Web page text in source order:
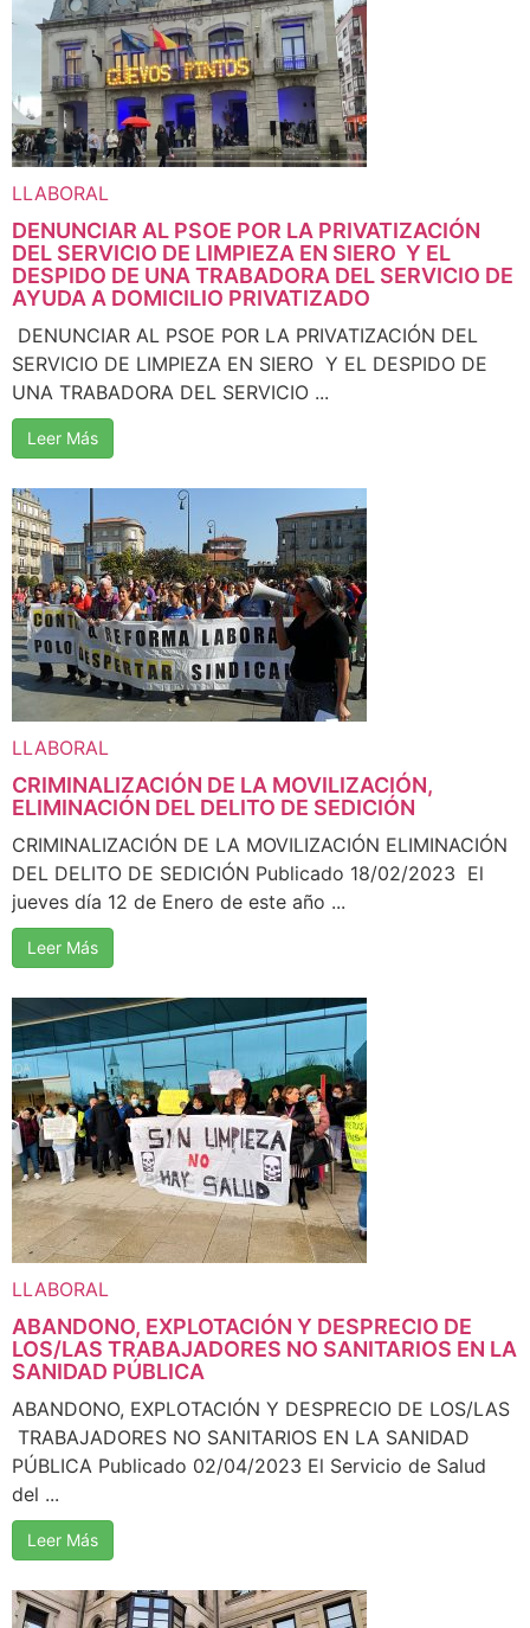
LLABORAL
DENUNCIAR AL PSOE POR LA PRIVATIZACIÓN
DEL SERVICIO DE LIMPIEZA EN SIERO Y EL
DESPIDO DE UNA TRABADORA DEL SERVICIO DE
AYUDA A DOMICILIO PRIVATIZADO
DENUNCIAR AL PSOE POR LA PRIVATIZACIÓN DEL
SERVICIO DE LIMPIEZA EN SIERO Y EL DESPIDO DE
UNA TRABADORA DEL SERVICIO ...
Leer Más
LLABORAL
CRIMINALIZACIÓN DE LA MOVILIZACIÓN,
ELIMINACIÓN DEL DELITO DE SEDICIÓN
CRIMINALIZACIÓN DE LA MOVILIZACIÓN ELIMINACIÓN
DEL DELITO DE SEDICIÓN Publicado 18/02/2023 El
jueves día 12 de Enero de este año ...
Leer Más
LLABORAL
ABANDONO, EXPLOTACIÓN Y DESPRECIO DE
LOS/LAS TRABAJADORES NO SANITARIOS EN LA
SANIDAD PÚBLICA
ABANDONO, EXPLOTACIÓN Y DESPRECIO DE LOS/LAS
TRABAJADORES NO SANITARIOS EN LA SANIDAD
PÚBLICA Publicado 02/04/2023 El Servicio de Salud
del ...
Leer Más